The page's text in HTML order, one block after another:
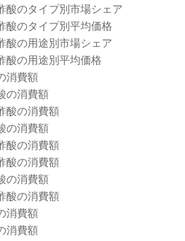
酸のタイプ別市場シェア
酸のタイプ別平均価格
酸の用途別市場シェア
酸の用途別平均価格
消費額
の消費額
酸の消費額
の消費額
酸の消費額
酸の消費額
の消費額
酸の消費額
消費額
消費額